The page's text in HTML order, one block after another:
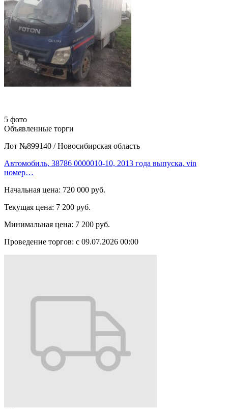
5 фото
Объявленные торги
Лот №899140 / Новосибирская область
Автомобиль, 38786 0000010-10, 2013 года выпуска, vin
номер…
Начальная цена: 720 000 руб.
Текущая цена: 7 200 руб.
Минимальная цена: 7 200 руб.
Проведение торгов: с 09.07.2026 00:00